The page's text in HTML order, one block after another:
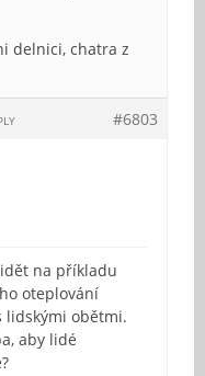
delnici, chatra z
#6803
na příkladu
oteplování
lidskými obětmi.
aby lidé